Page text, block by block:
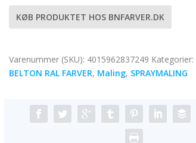
KØB PRODUKTET HOS BNFARVER.DK
Varenummer (SKU): 4015962837249 Kategorier:
BELTON RAL FARVER, Maling, SPRAYMALING